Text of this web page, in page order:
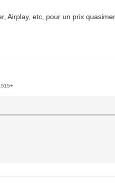
Airplay, etc, pour un prix